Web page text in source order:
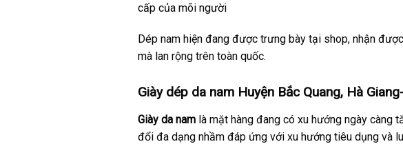
cấp của mõi người
Dép nam hiện đang được trưng bày tại shop, nhận
mà lan rộng trên toàn quốc.
Giày dép da nam Huyện Bắc Quang, Hà
Giày da namlà mặt hàng đang có xu hướng ngày càng
đổi đa dạng nhầm đáp ứng với xu hướng tiêu dụng và